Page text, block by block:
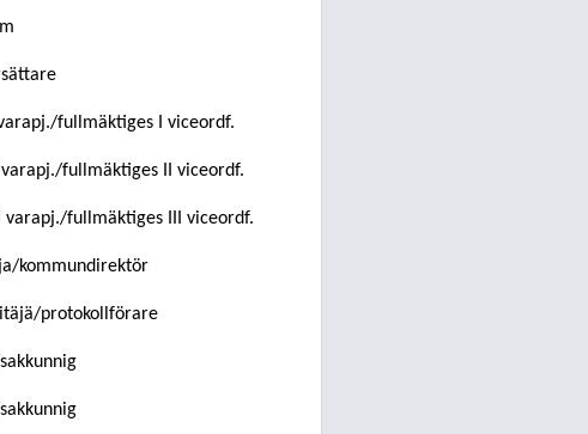
fullmäktiges I viceordf.
fullmäktiges II viceordf.
varapj./fullmäktiges III viceordf.
kommundirektör
protokollförare